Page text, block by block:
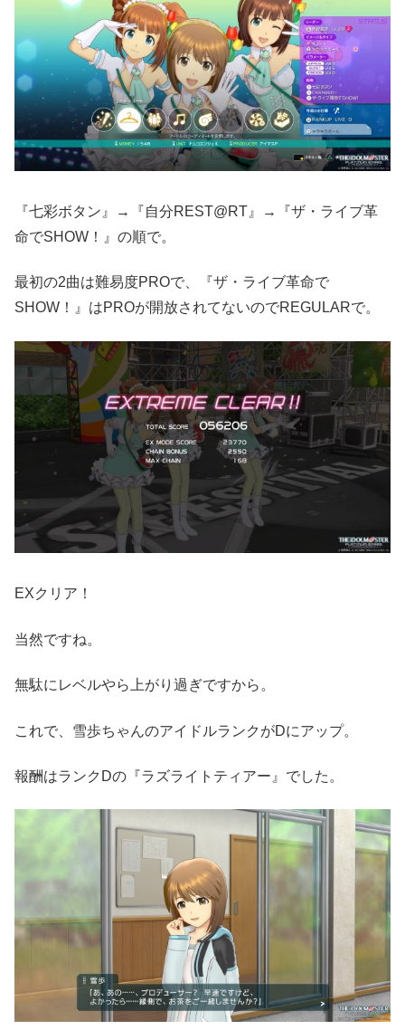
『七彩ボタン』→『自分REST@RT』→『ザ・ライブ革
命でSHOW！』の順で。
最初の2曲は難易度PROで、『ザ・ライブ革命で
SHOW！』はPROが開放されてないのでREGULARで。
EXクリア！
当然ですね。
無駄にレベルやら上がり過ぎですから。
これで、雪歩ちゃんのアイドルランクがDにアップ。
報酬はランクDの『ラズライトティアー』でした。